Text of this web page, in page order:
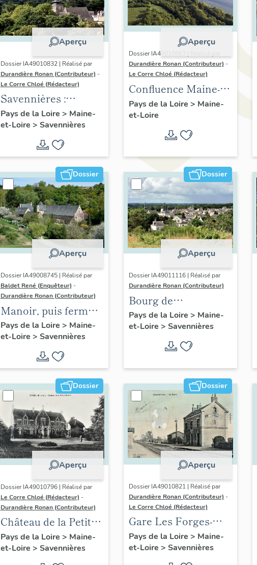
Aperçu
Dossier IA49010832 | Réalisé par
Durandière Ronan (Contributeur) -
Le Corre Chloé (Rédacteur)
Savennières :
présentation de la
commune
Pays de la Loire > Maine-
et-Loire > Savennières
Aperçu
Dossier IA49010663 | Réalisé par
Durandière Ronan (Contributeur) -
Le Corre Chloé (Rédacteur)
Confluence Maine-
Loire : présentation
de l'aire d'étude
Pays de la Loire > Maine-
et-Loire
Dossier
Aperçu
Dossier IA49008745 | Réalisé par
Baldet René (Enquêteur) -
Durandière Ronan (Contributeur)
Manoir, puis ferme
de la Coulée-de-
Serrant
Pays de la Loire > Maine-
et-Loire > Savennières
Dossier
Aperçu
Dossier IA49011116 | Réalisé par
Durandière Ronan (Contributeur)
Bourg de
Savennières
Pays de la Loire > Maine-
et-Loire > Savennières
Dossier
Aperçu
Dossier IA49010796 | Réalisé par
Le Corre Chloé (Rédacteur) -
Durandière Ronan (Contributeur)
Château de la Petite-
Rivière
Pays de la Loire > Maine-
et-Loire > Savennières
Dossier
Aperçu
Dossier IA49010821 | Réalisé par
Durandière Ronan (Contributeur) -
Le Corre Chloé (Rédacteur)
Gare Les Forges-
Savennières
(détruite)
Pays de la Loire > Maine-
et-Loire > Savennières